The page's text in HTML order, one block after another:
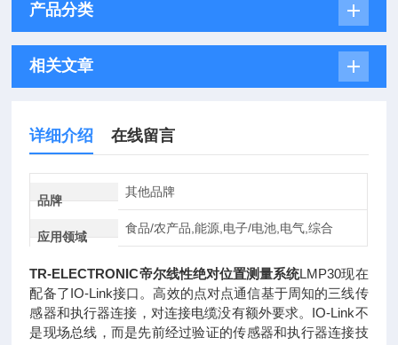
产品分类
相关文章
详细介绍 在线留言
品牌
其他品牌
应用领域
食品/农产品,能源,电子/电池,电气,综合
TR-ELECTRONIC帝尔线性绝对位置测量系统LMP30现在
配备了IO-Link接口。高效的点对点通信基于周知的三线传
感器和执行器连接，对连接电缆没有额外要求。IO-Link不
是现场总线，而是先前经过验证的传感器和执行器连接技